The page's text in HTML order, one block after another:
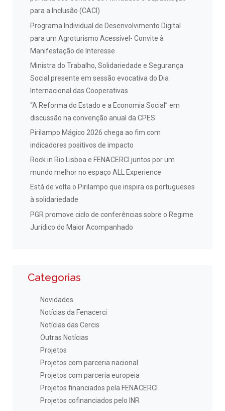
para a Inclusão (CACI)
Programa Individual de Desenvolvimento Digital
para um Agroturismo Acessível- Convite à
Manifestação de Interesse
Ministra do Trabalho, Solidariedade e Segurança
Social presente em sessão evocativa do Dia
Internacional das Cooperativas
“A Reforma do Estado e a Economia Social” em
discussão na convenção anual da CPES
Pirilampo Mágico 2026 chega ao fim com
indicadores positivos de impacto
Rock in Rio Lisboa e FENACERCI juntos por um
mundo melhor no espaço ALL Experience
Está de volta o Pirilampo que inspira os portugueses
à solidariedade
PGR promove ciclo de conferências sobre o Regime
Jurídico do Maior Acompanhado
Categorias
Novidades
Notícias da Fenacerci
Notícias das Cercis
Outras Notícias
Projetos
Projetos com parceria nacional
Projetos com parceria europeia
Projetos financiados pela FENACERCI
Projetos cofinanciados pelo INR